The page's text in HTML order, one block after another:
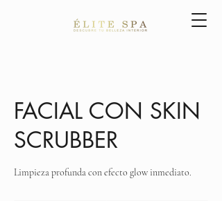
FACIAL CON SKIN
SCRUBBER
Limpieza profunda con efecto glow inmediato.